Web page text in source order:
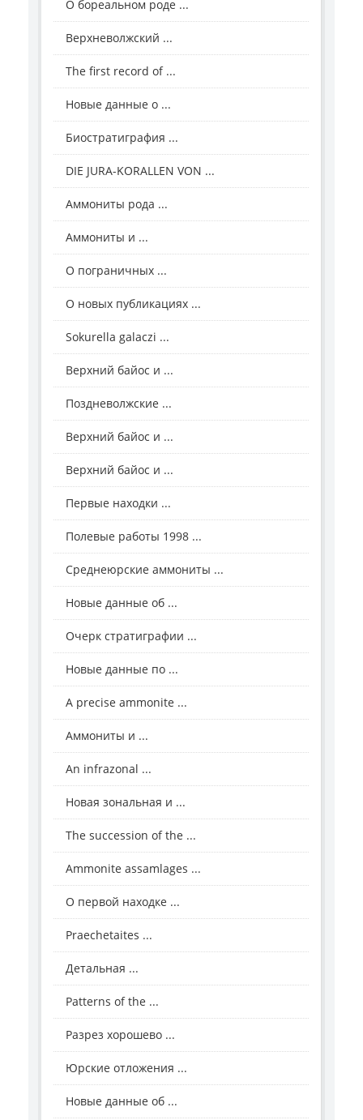
О бореальном роде ...
Верхневолжский ...
The first record of ...
Новые данные о ...
Биостратиграфия ...
DIE JURA-KORALLEN VON ...
Аммониты рода ...
Аммониты и ...
О пограничных ...
О новых публикациях ...
Sokurella galaczi ...
Верхний байос и ...
Поздневолжские ...
Верхний байос и ...
Верхний байос и ...
Первые находки ...
Полевые работы 1998 ...
Среднеюрские аммониты ...
Новые данные об ...
Очерк стратиграфии ...
Новые данные по ...
A precise ammonite ...
Аммониты и ...
An infrazonal ...
Новая зональная и ...
The succession of the ...
Ammonite assamlages ...
О первой находке ...
Praechetaites ...
Детальная ...
Patterns of the ...
Разрез хорошево ...
Юрские отложения ...
Новые данные об ...